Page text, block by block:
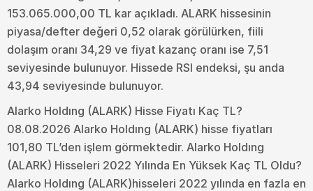
153.065.000,00 TL kar açıkladı. ALARK hissesinin
piyasa/defter değeri 0,52 olarak görülürken, fiili
dolaşım oranı 34,29 ve fiyat kazanç oranı ise 7,51
seviyesinde bulunuyor. Hissede RSI endeksi, şu anda
43,94 seviyesinde bulunuyor.
Alarko Holdıng (ALARK) Hisse Fiyatı Kaç TL?
08.08.2026 Alarko Holdıng (ALARK) hisse fiyatları
101,80 TL’den işlem görmektedir. Alarko Holdıng
(ALARK) Hisseleri 2022 Yılında En Yüksek Kaç TL Oldu?
Alarko Holdıng (ALARK)hisseleri 2022 yılında en fazla en